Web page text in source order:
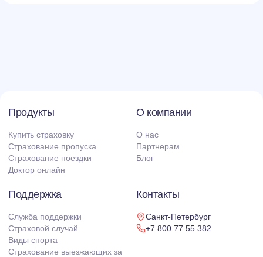
О компании
О нас
Партнерам
Блог
Поддержка
Служба поддержки
Страховой случай
Виды спорта
Страхование выезжающих за
Продукты
Купить страховку
Страхование пропуска
Страхование поездки
Доктор онлайн
Контакты
Санкт-Петербург
+7 800 77 55 382